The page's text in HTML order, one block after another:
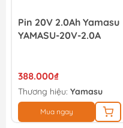
Pin 20V 2.0Ah Yamasu
YAMASU-20V-2.0A
388.000₫
Thương hiệu: Yamasu
Mua ngay